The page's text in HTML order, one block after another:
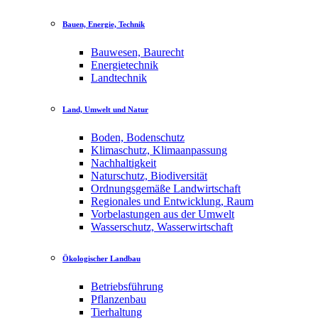
Bauen, Energie, Technik
Bauwesen, Baurecht
Energietechnik
Landtechnik
Land, Umwelt und Natur
Boden, Bodenschutz
Klimaschutz, Klimaanpassung
Nachhaltigkeit
Naturschutz, Biodiversität
Ordnungsgemäße Landwirtschaft
Regionales und Entwicklung, Raum
Vorbelastungen aus der Umwelt
Wasserschutz, Wasserwirtschaft
Ökologischer Landbau
Betriebsführung
Pflanzenbau
Tierhaltung